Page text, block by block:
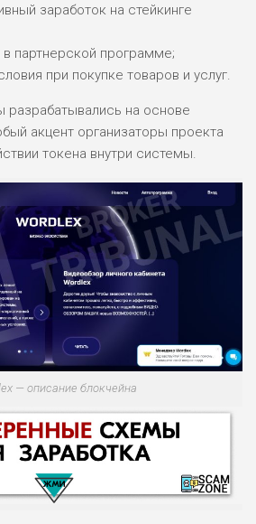
заработок на стейкинге
в партнерской программе;
при покупке товаров и услуг.
на основе
акцент организаторы проекта
токена внутри системы.
— описание блокчейна